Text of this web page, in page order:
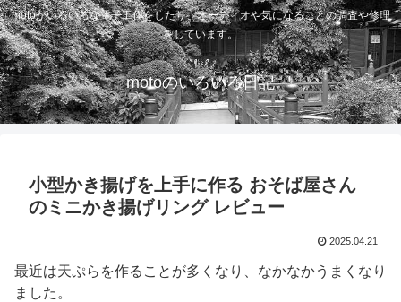
motoがいろいろな電子工作をしたり、オーディオや気になることの調査や修理
をしています。
motoのいろいろ日記
小型かき揚げを上手に作る おそば屋さん
のミニかき揚げリング レビュー
2025.04.21
最近は天ぷらを作ることが多くなり、なかなかうまくなり
ました。